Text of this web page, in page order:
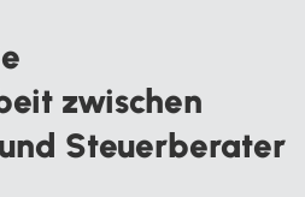
zwischen
Steuerberater